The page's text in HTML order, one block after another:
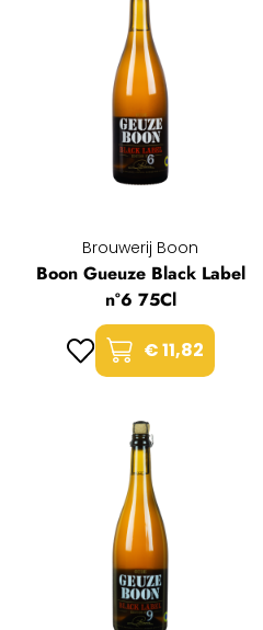
Brouwerij Boon
Boon Gueuze Black Label
n°6 75Cl
€ 11,82